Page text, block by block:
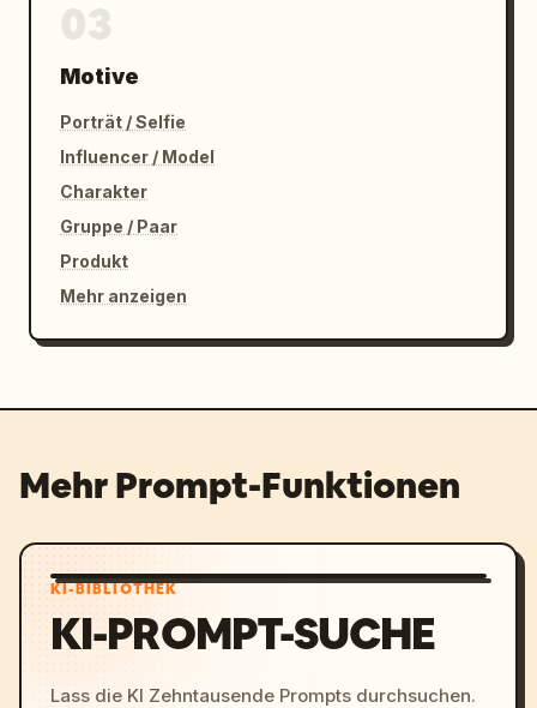
Motive
Porträt / Selfie
Influencer / Model
Charakter
Gruppe / Paar
Produkt
Mehr anzeigen
Mehr Prompt-Funktionen
KI-BIBLIOTHEK
KI-PROMPT-SUCHE
Lass die KI Zehntausende Prompts durchsuchen.